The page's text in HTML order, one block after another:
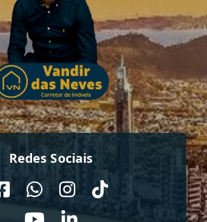
Redes Sociais